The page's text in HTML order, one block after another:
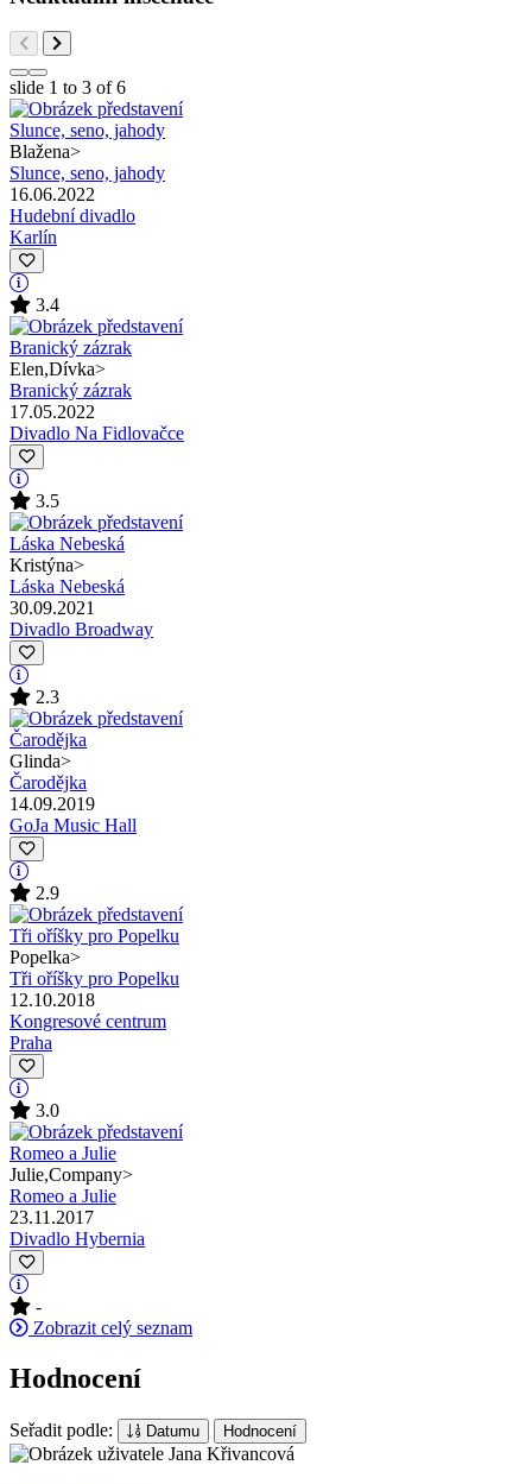
slide 1 to 3 of 6
Blažena>
Slunce, seno, jahody
16.06.2022
Hudební divadlo
Karlín
3.4
Elen,Dívka>
Branický zázrak
17.05.2022
Divadlo Na Fidlovačce
3.5
Kristýna>
Láska Nebeská
30.09.2021
Divadlo Broadway
2.3
Glinda>
Čarodějka
14.09.2019
GoJa Music Hall
2.9
Popelka>
Tři oříšky pro Popelku
12.10.2018
Kongresové centrum
Praha
3.0
Julie,Company>
Romeo a Julie
23.11.2017
Divadlo Hybernia
-
Zobrazit celý seznam
Hodnocení
Seřadit podle: Datumu Hodnocení